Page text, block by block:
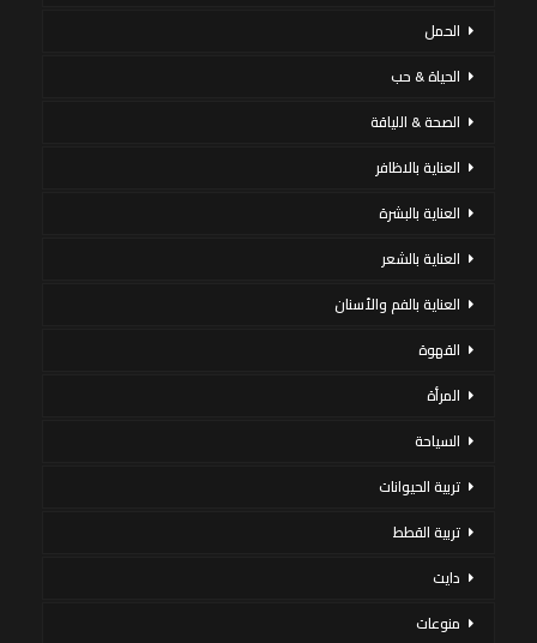
الحمل
الحياة & حب
الصحة & اللياقة
العناية بالاظافر
العناية بالبشرة
العناية بالشعر
العناية بالفم والأسنان
القهوة
المرأة
السياحة
تربية الحيوانات
تربية القطط
دايت
منوعات